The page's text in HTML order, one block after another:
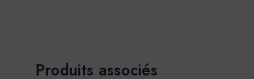
Produits associés